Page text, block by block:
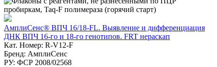
АмплиСенс® ВПЧ 16/18-FL. Выявление и дифференциация
ДНК ВПЧ 16-го и 18-го генотипов. FRT нераскап
Кат. Номер: R-V12-F
Бренд: АмплиСенс
РУ: ФСР 2008/02568